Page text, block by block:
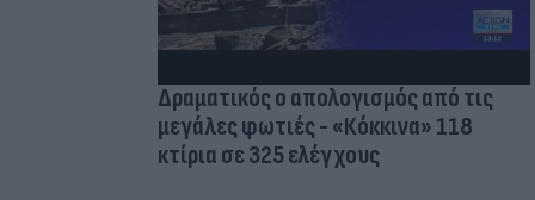
Δραματικός ο απολογισμός από τις
μεγάλες φωτιές - «Κόκκινα» 118
κτίρια σε 325 ελέγχους